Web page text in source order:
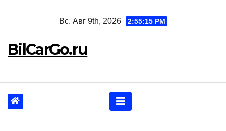
Вс. Авг 9th, 2026 2:55:17 PM
BilCarGo.ru